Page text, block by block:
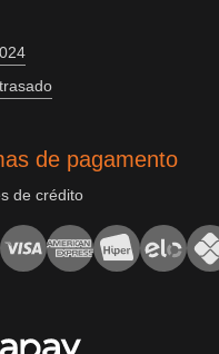
de pagamento
de crédito